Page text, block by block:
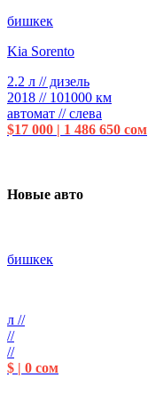
бишкек
Kia Sorento
2.2 л // дизель
2018 // 101000 км
автомат // слева
$17 000 | 1 486 650 сом
Новые авто
бишкек
л //
//
//
$ | 0 сом